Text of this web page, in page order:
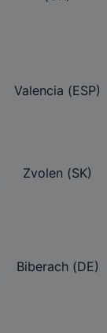
Valencia (ESP)
Zvolen (SK)
Biberach (DE)